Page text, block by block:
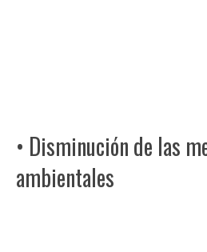
• Disminución de las
ambientales